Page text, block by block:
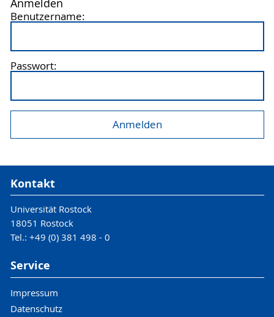
Anmelden
Benutzername:
Passwort:
Kontakt
Universität Rostock
18051 Rostock
Tel.: +49 (0) 381 498 - 0
Service
Impressum
Datenschutz